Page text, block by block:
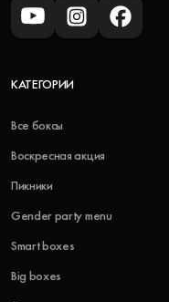
КАТЕГОРИИ
Все боксы
Воскресная акция
Пикники
Gender party menu
Smart boxes
Big boxes